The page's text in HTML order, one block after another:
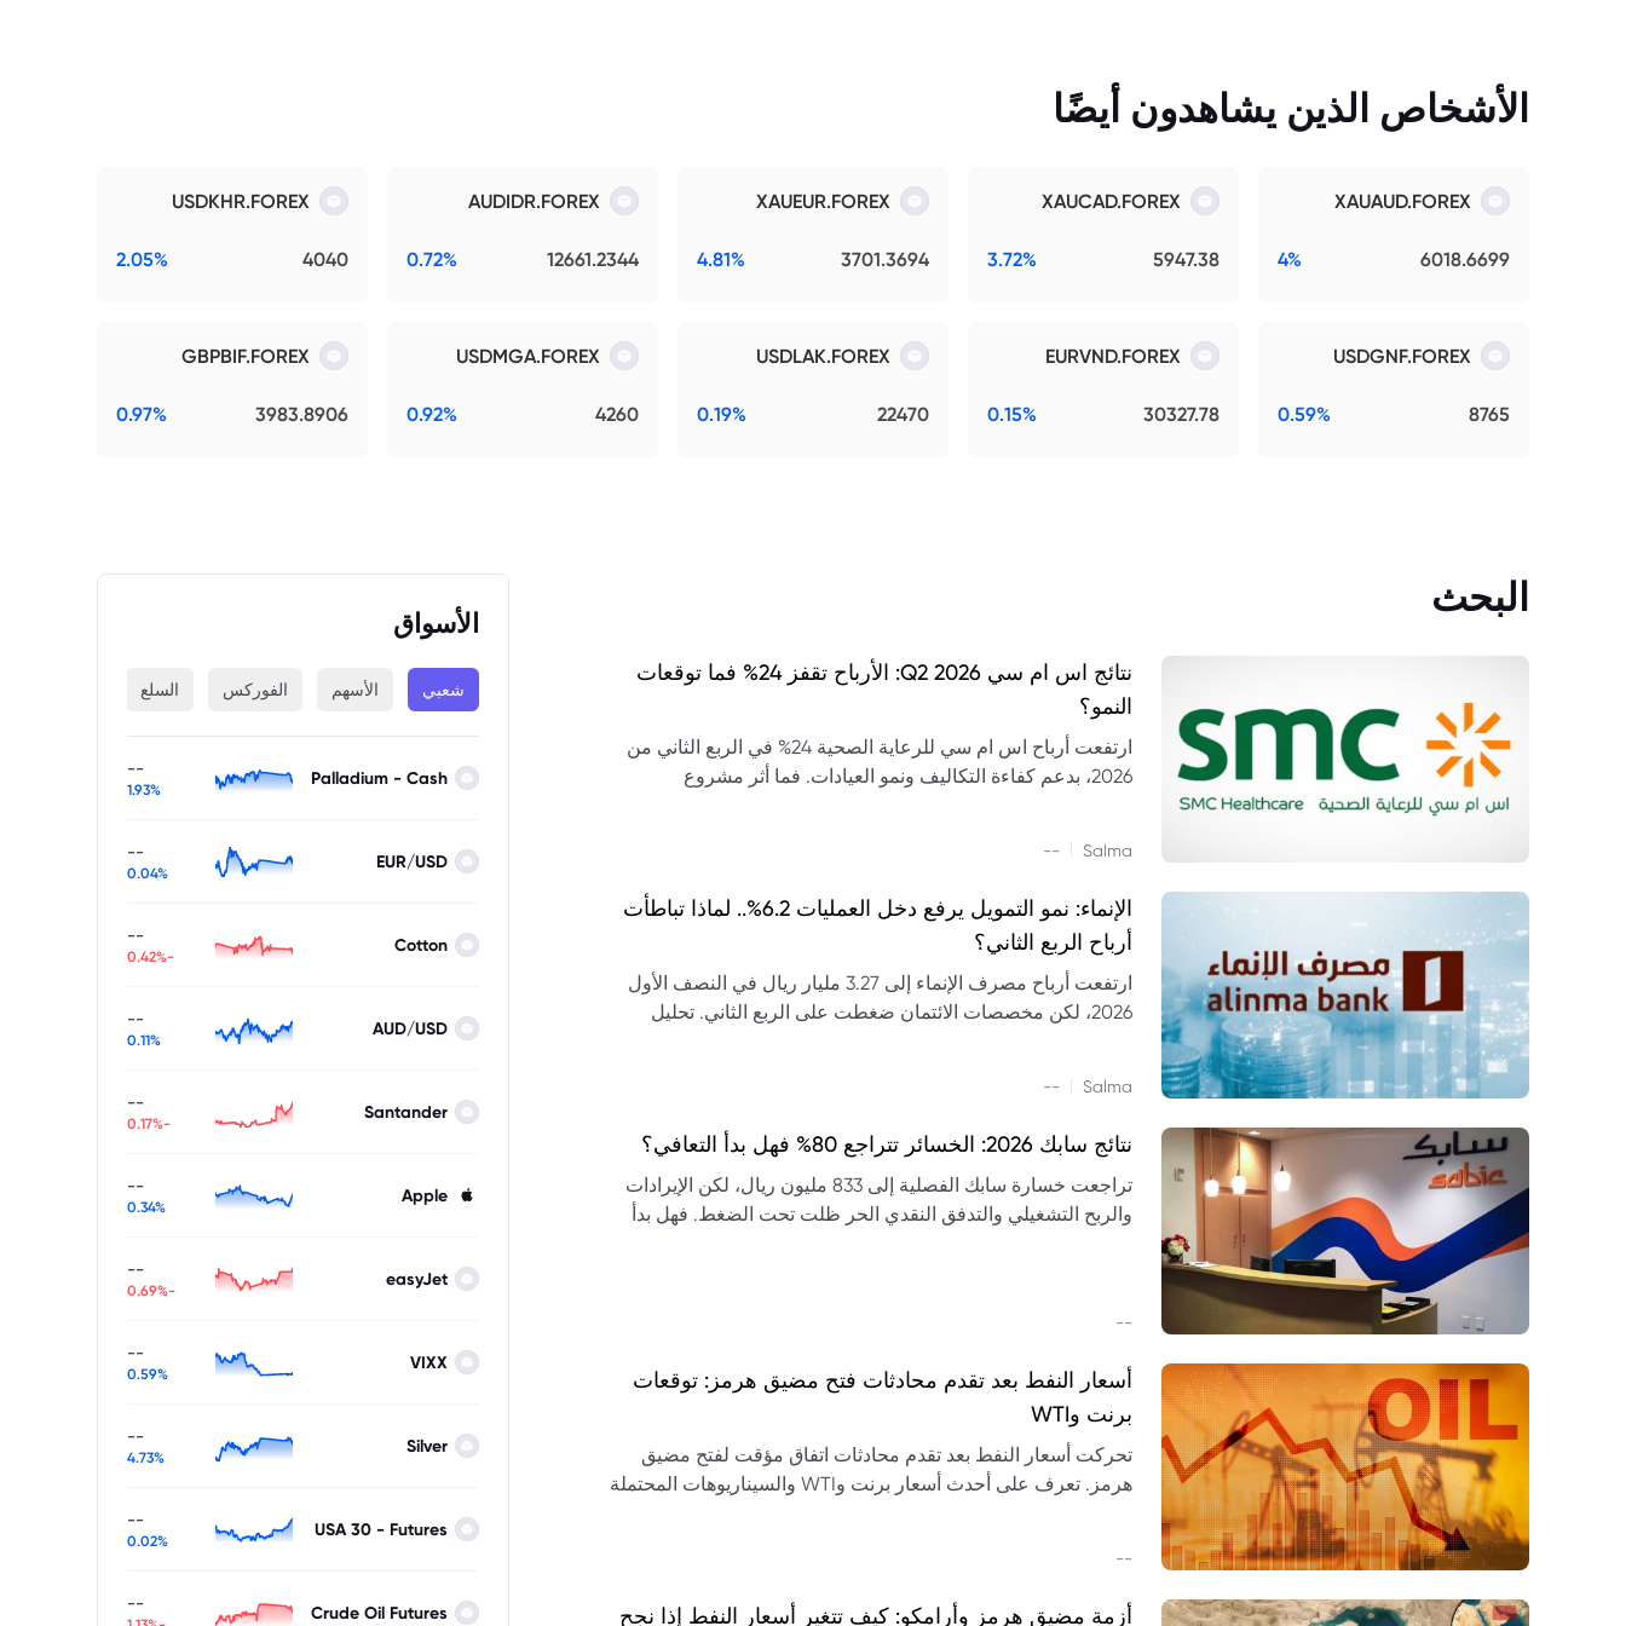
الأشخاص الذين يشاهدون أيضًا
XAUAUD.FOREX
6018.6699
4%
XAUCAD.FOREX
5947.38
3.72%
XAUEUR.FOREX
3701.3694
4.81%
AUDIDR.FOREX
12661.2344
0.72%
USDKHR.FOREX
4040
2.05%
USDGNF.FOREX
8765
0.59%
EURVND.FOREX
30327.78
0.15%
USDLAK.FOREX
22470
0.19%
USDMGA.FOREX
4260
0.92%
GBPBIF.FOREX
3983.8906
0.97%
البحث
نتائج اس ام سي Q2 2026: الأرباح تقفز 24% فما توقعات
النمو؟
ارتفعت أرباح اس ام سي للرعاية الصحية 24% في الربع الثاني من
2026، بدعم كفاءة التكاليف ونمو العيادات. فما أثر مشروع
Salma
--
الإنماء: نمو التمويل يرفع دخل العمليات 6.2%.. لماذا تباطأت
أرباح الربع الثاني؟
ارتفعت أرباح مصرف الإنماء إلى 3.27 مليار ريال في النصف الأول
2026، لكن مخصصات الائتمان ضغطت على الربع الثاني. تحليل
Salma
--
نتائج سابك 2026: الخسائر تتراجع 80% فهل بدأ التعافي؟
تراجعت خسارة سابك الفصلية إلى 833 مليون ريال، لكن الإيرادات
والربح التشغيلي والتدفق النقدي الحر ظلت تحت الضغط. فهل بدأ
--
أسعار النفط بعد تقدم محادثات فتح مضيق هرمز: توقعات
برنت وWTI
تحركت أسعار النفط بعد تقدم محادثات اتفاق مؤقت لفتح مضيق
هرمز. تعرف على أحدث أسعار برنت وWTI والسيناريوهات المحتملة
--
أزمة مضيق هرمز وأرامكو: كيف تتغير أسعار النفط إذا نجح
الأسواق
شعبي الأسهم الفوركس السلع
Palladium - Cash
--
1.93%
EUR/USD
--
0.04%
Cotton
--
-0.42%
AUD/USD
--
0.11%
Santander
--
-0.17%
Apple
--
0.34%
easyJet
--
-0.69%
VIXX
--
0.59%
Silver
--
4.73%
USA 30 - Futures
--
0.02%
Crude Oil Futures
--